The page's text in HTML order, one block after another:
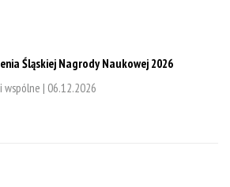
Śląskiej Nagrody Naukowej 2026
wspólne | 06.12.2026